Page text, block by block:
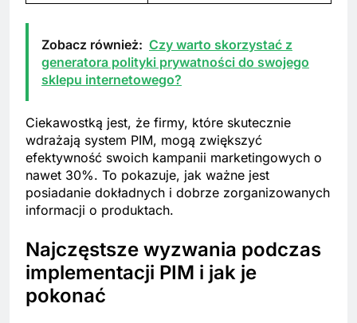
Zobacz również: Czy warto skorzystać z
generatora polityki prywatności do swojego
sklepu internetowego?
Ciekawostką jest, że firmy, które skutecznie
wdrażają system PIM, mogą zwiększyć
efektywność swoich kampanii marketingowych o
nawet 30%. To pokazuje, jak ważne jest
posiadanie dokładnych i dobrze zorganizowanych
informacji o produktach.
Najczęstsze wyzwania podczas
implementacji PIM i jak je
pokonać